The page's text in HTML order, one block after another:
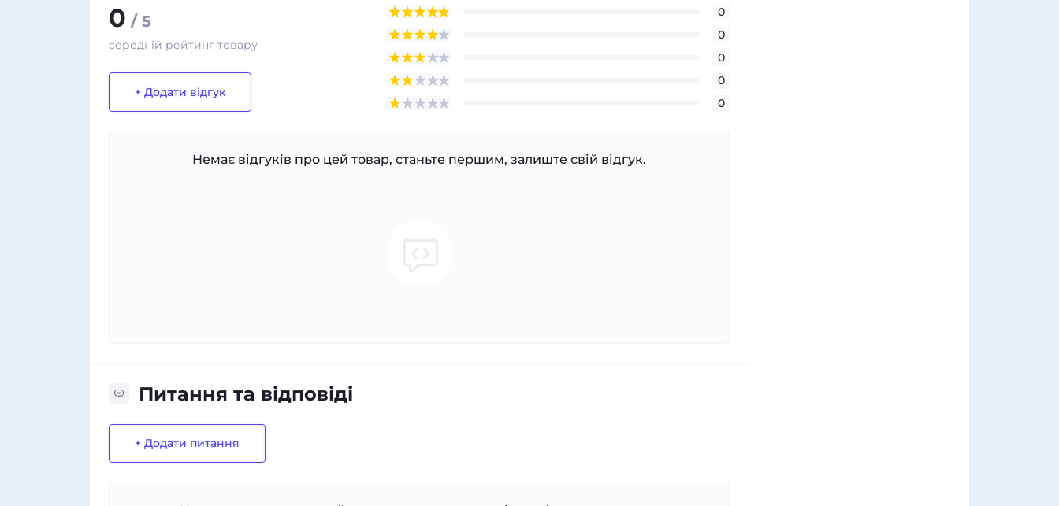
0 / 5
середній рейтинг товару
+ Додати відгук
0
0
0
0
0
Немає відгуків про цей товар, станьте першим, залиште свій відгук.
Питання та відповіді
+ Додати питання